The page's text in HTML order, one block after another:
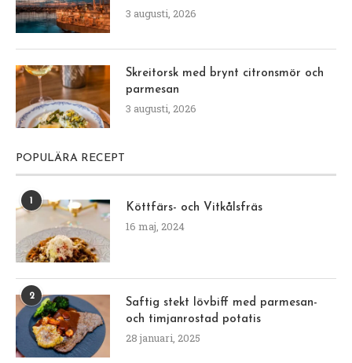
3 augusti, 2026
Skreitorsk med brynt citronsmör och
parmesan
3 augusti, 2026
POPULÄRA RECEPT
1
Köttfärs- och Vitkålsfräs
16 maj, 2024
2
Saftig stekt lövbiff med parmesan-
och timjanrostad potatis
28 januari, 2025